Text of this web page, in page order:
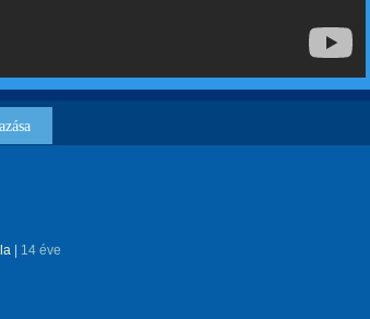
14 éve